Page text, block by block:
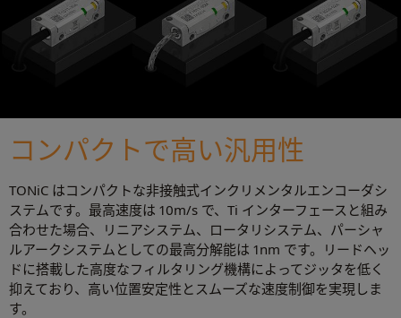
コンパクトで高い汎用性
TONiC はコンパクトな非接触式インクリメンタルエンコーダシ
ステムです。最高速度は 10m/s で、Ti インターフェースと組み
合わせた場合、リニアシステム、ロータリシステム、パーシャ
ルアークシステムとしての最高分解能は 1nm です。リードヘッ
ドに搭載した高度なフィルタリング機構によってジッタを低く
抑えており、高い位置安定性とスムーズな速度制御を実現しま
す。